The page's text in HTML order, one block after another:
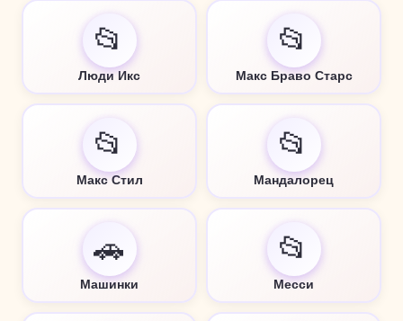
📂
Люди Икс
📂
Макс Браво Старс
📂
Макс Стил
📂
Мандалорец
🚗
Машинки
📂
Месси